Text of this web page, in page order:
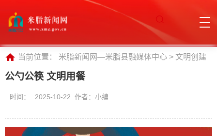
当前位置： 米脂新闻网—米脂县融媒体中心 > 文明创建
公勺公筷 文明用餐
时间： 2025-10-22 作者：小编